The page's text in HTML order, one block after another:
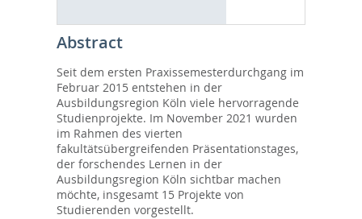
Abstract
Seit dem ersten Praxissemesterdurchgang im
Februar 2015 entstehen in der
Ausbildungsregion Köln viele hervorragende
Studienprojekte. Im November 2021 wurden
im Rahmen des vierten
fakultätsübergreifenden Präsentationstages,
der forschendes Lernen in der
Ausbildungsregion Köln sichtbar machen
möchte, insgesamt 15 Projekte von
Studierenden vorgestellt.